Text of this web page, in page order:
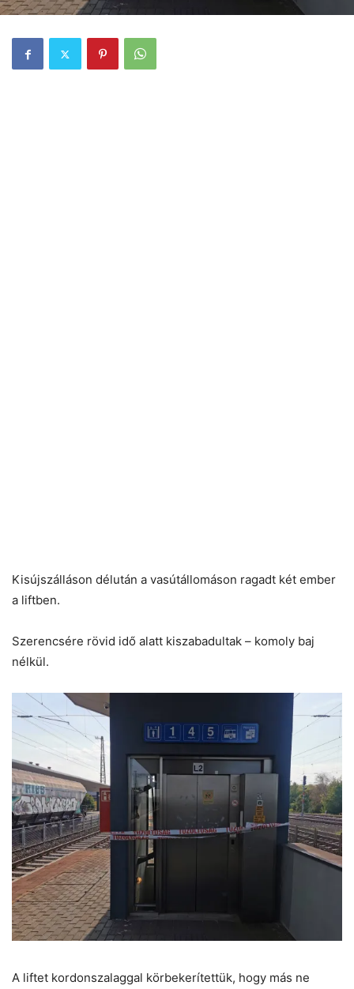
Kisújszálláson délután a vasútállomáson ragadt két ember
a liftben.
Szerencsére rövid idő alatt kiszabadultak – komoly baj
nélkül.
A liftet kordonszalaggal körbekerítettük, hogy más ne